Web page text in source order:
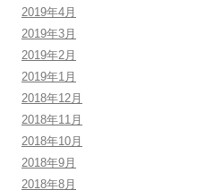
2019年4月
2019年3月
2019年2月
2019年1月
2018年12月
2018年11月
2018年10月
2018年9月
2018年8月